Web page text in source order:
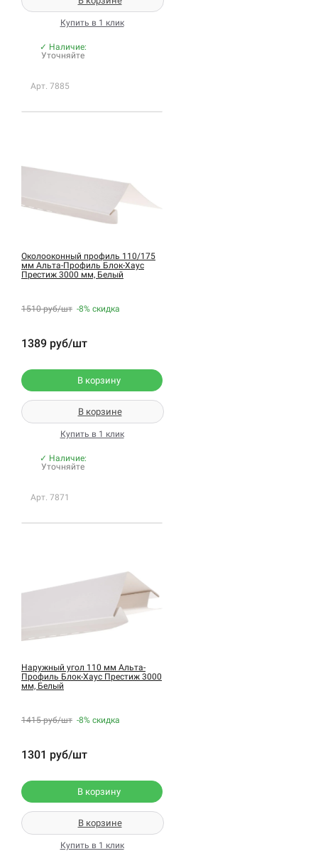
Купить в 1 клик
✓ Наличие:
Уточняйте
Арт. 7885
Околооконный профиль 110/175
мм Альта-Профиль Блок-Хаус
Престиж 3000 мм, Белый
1510 руб/шт -8% скидка
1389 руб/шт
В корзину
В корзине
Купить в 1 клик
✓ Наличие:
Уточняйте
Арт. 7871
Наружный угол 110 мм Альта-
Профиль Блок-Хаус Престиж 3000
мм, Белый
1415 руб/шт -8% скидка
1301 руб/шт
В корзину
В корзине
Купить в 1 клик